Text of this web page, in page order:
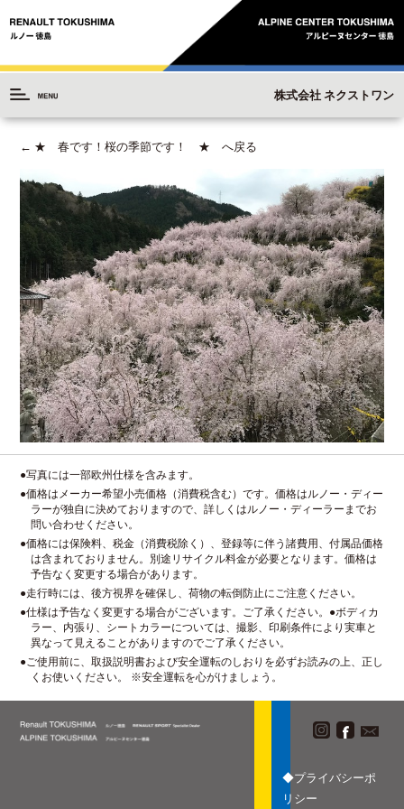
株式会社 ネクストワン
← ★ 春です！桜の季節です！ ★ へ戻る
●写真には一部欧州仕様を含みます。
●価格はメーカー希望小売価格（消費税含む）です。価格はルノー・ディー
ラーが独自に決めておりますので、詳しくはルノー・ディーラーまでお
問い合わせください。
●価格には保険料、税金（消費税除く）、登録等に伴う諸費用、付属品価格
は含まれておりません。別途リサイクル料金が必要となります。価格は
予告なく変更する場合があります。
●走行時には、後方視界を確保し、荷物の転倒防止にご注意ください。
●仕様は予告なく変更する場合がございます。ご了承ください。●ボディカ
ラー、内張り、シートカラーについては、撮影、印刷条件により実車と
異なって見えることがありますのでご了承ください。
●ご使用前に、取扱説明書および安全運転のしおりを必ずお読みの上、正し
くお使いください。 ※安全運転を心がけましょう。
◆プライバシーポ
リシー